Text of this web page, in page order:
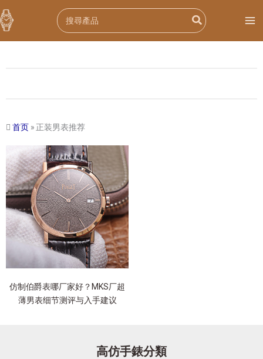
跳
至
内
Search
for:
首页 » 正装男表推荐
仿制伯爵表哪厂家好？MKS厂超
薄男表细节测评与入手建议
高仿手錶分類